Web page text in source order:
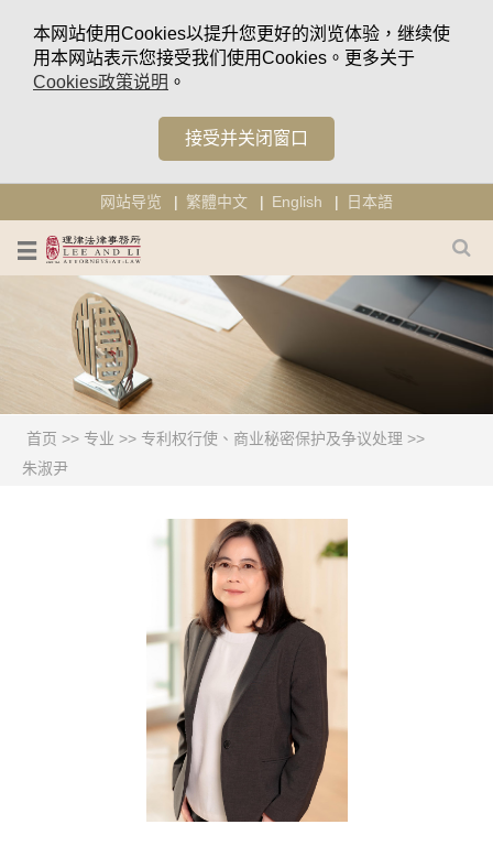
本网站使用Cookies以提升您更好的浏览体验，继续使
用本网站表示您接受我们使用Cookies。更多关于
Cookies政策说明 。
接受并关闭窗口
网站导览 繁體中文 English 日本語
首页 >> 专业 >> 专利权行使、商业秘密保护及争议处理 >>
朱淑尹